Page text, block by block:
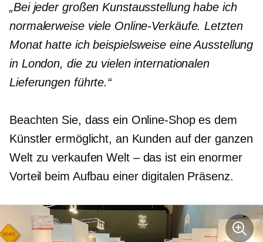
„Bei jeder großen Kunstausstellung habe ich
normalerweise viele Online-Verkäufe. Letzten
Monat hatte ich beispielsweise eine Ausstellung
in London, die zu vielen internationalen
Lieferungen führte.“
Beachten Sie, dass ein Online-Shop es dem
Künstler ermöglicht, an Kunden auf der ganzen
Welt zu verkaufenWelt – das istein enormer
Vorteil beim Aufbau einer digitalen Präsenz.